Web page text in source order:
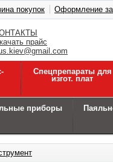
прайс
покупок Оформление
Спецпрепараты для
изгот. плат
приборы